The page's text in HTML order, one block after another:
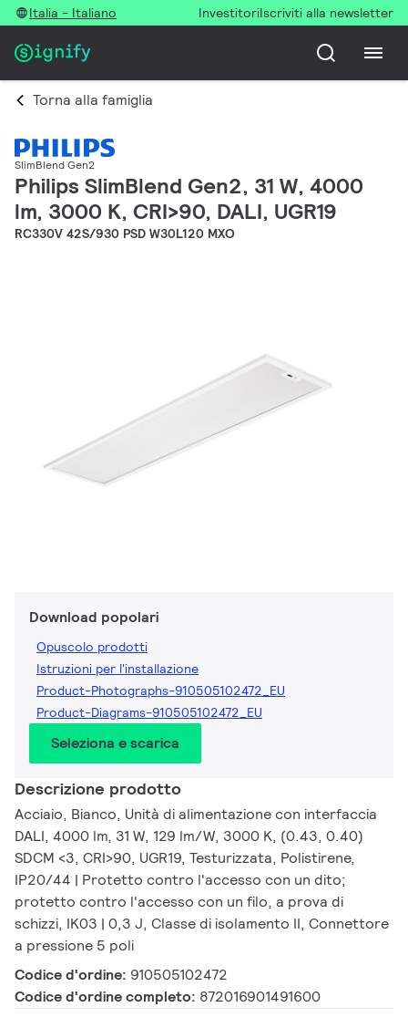
Italia - Italiano InvestitoriIscriviti alla newsletter
Torna alla famiglia
SlimBlend Gen2
Philips SlimBlend Gen2, 31 W, 4000
lm, 3000 K, CRI>90, DALI, UGR19
RC330V 42S/930 PSD W30L120 MXO
Download popolari
Opuscolo prodotti
Istruzioni per l'installazione
Product-Photographs-910505102472_EU
Product-Diagrams-910505102472_EU
Seleziona e scarica
Descrizione prodotto
Acciaio, Bianco, Unità di alimentazione con interfaccia
DALI, 4000 lm, 31 W, 129 lm/W, 3000 K, (0.43, 0.40)
SDCM <3, CRI>90, UGR19, Testurizzata, Polistirene,
IP20/44 | Protetto contro l'accesso con un dito;
protetto contro l'accesso con un filo, a prova di
schizzi, IK03 | 0,3 J, Classe di isolamento II, Connettore
a pressione 5 poli
Codice d'ordine: 910505102472
Codice d'ordine completo: 872016901491600